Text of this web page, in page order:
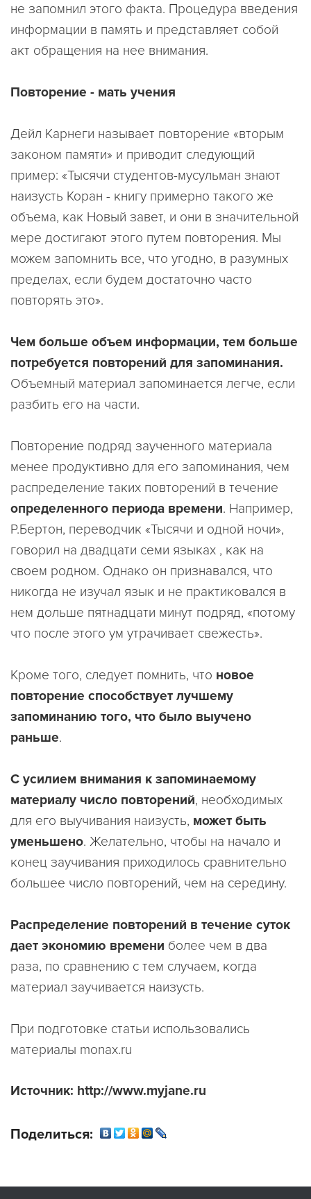
не запомнил этого факта. Процедура введения
информации в память и представляет собой
акт обращения на нее внимания.
Повторение - мать учения
Дейл Карнеги называет повторение «вторым
законом памяти» и приводит следующий
пример: «Тысячи студентов-мусульман знают
наизусть Коран - книгу примерно такого же
объема, как Новый завет, и они в значительной
мере достигают этого путем повторения. Мы
можем запомнить все, что угодно, в разумных
пределах, если будем достаточно часто
повторять это».
Чем больше объем информации, тем больше
потребуется повторений для запоминания.
Объемный материал запоминается легче, если
разбить его на части.
Повторение подряд заученного материала
менее продуктивно для его запоминания, чем
распределение таких повторений в течение
определенного периода времени. Например,
Р.Бертон, переводчик «Тысячи и одной ночи»,
говорил на двадцати семи языках , как на
своем родном. Однако он признавался, что
никогда не изучал язык и не практиковался в
нем дольше пятнадцати минут подряд, «потому
что после этого ум утрачивает свежесть».
Кроме того, следует помнить, что новое
повторение способствует лучшему
запоминанию того, что было выучено
раньше.
С усилием внимания к запоминаемому
материалу число повторений, необходимых
для его выучивания наизусть, может быть
уменьшено. Желательно, чтобы на начало и
конец заучивания приходилось сравнительно
большее число повторений, чем на середину.
Распределение повторений в течение суток
дает экономию времени более чем в два
раза, по сравнению с тем случаем, когда
материал заучивается наизусть.
При подготовке статьи использовались
материалы monax.ru
Источник: http://www.myjane.ru
Поделиться: